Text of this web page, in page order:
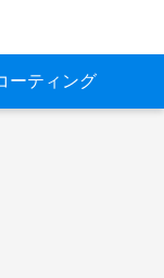
ーティング